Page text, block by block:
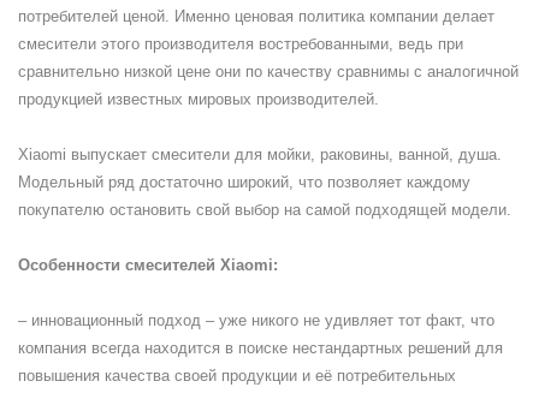
потребителей ценой. Именно ценовая политика компании делает
смесители этого производителя востребованными, ведь при
сравнительно низкой цене они по качеству сравнимы с аналогичной
продукцией известных мировых производителей.
Xiaomi выпускает смесители для мойки, раковины, ванной, душа.
Модельный ряд достаточно широкий, что позволяет каждому
покупателю остановить свой выбор на самой подходящей модели.
Особенности смесителей Xiaomi:
– инновационный подход – уже никого не удивляет тот факт, что
компания всегда находится в поиске нестандартных решений для
повышения качества своей продукции и её потребительных